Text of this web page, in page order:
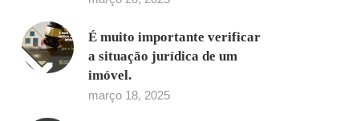
É muito importante verificar
a situação jurídica de um
imóvel.
março 18, 2025